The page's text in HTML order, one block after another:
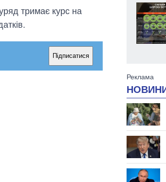
тримає курс на
Підписатися
як зріс попит на
прогнозують на
2027-й